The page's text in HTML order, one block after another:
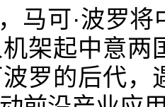
马可·波罗
架起中意两
罗的后代，